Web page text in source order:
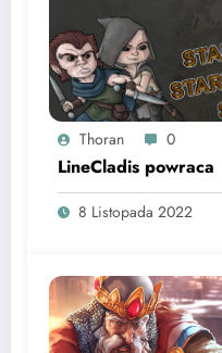
Thoran 0
LineCladis powraca
8 Listopada 2022